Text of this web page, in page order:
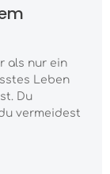
als nur ein
Leben
Du
vermeidest